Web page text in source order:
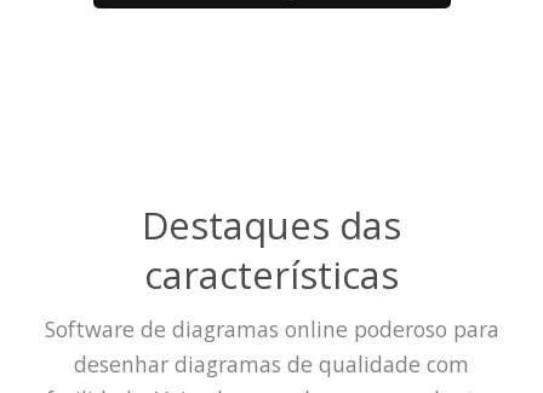
Destaques das
características
Software de diagramas online poderoso para
desenhar diagramas de qualidade com